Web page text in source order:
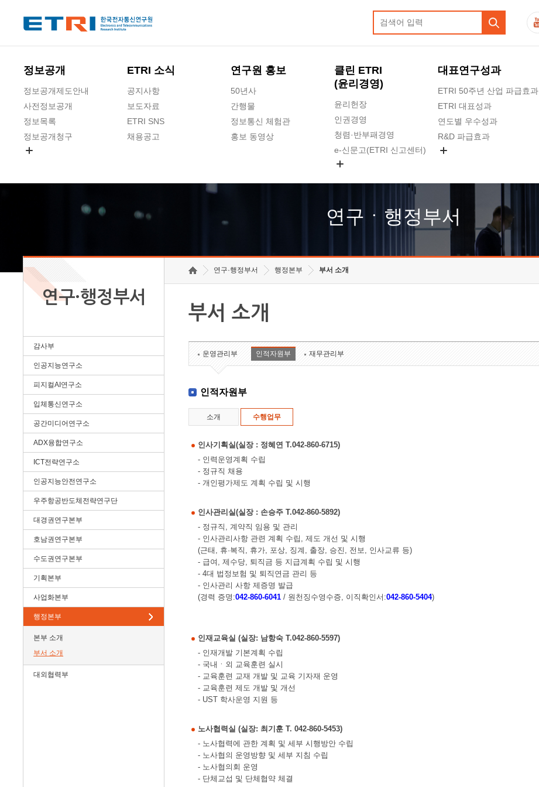
정보공개
정보공개제도안내
사전정보공개
정보목록
정보공개청구
ETRI 소식
공지사항
보도자료
ETRI SNS
채용공고
연구원 홍보
50년사
간행물
정보통신 체험관
홍보 동영상
클린 ETRI
(윤리경영)
윤리헌장
인권경영
청렴·반부패경영
e-신문고(ETRI 신고센터)
고객의소리
수의계약 현황
대표연구성과
ETRI 50주년 산업 파급효과
ETRI 대표성과
연도별 우수성과
R&D 파급효과
연구ㆍ행정부서
연구·행정부서
감사부
인공지능연구소
피지컬AI연구소
입체통신연구소
공간미디어연구소
ADX융합연구소
ICT전략연구소
인공지능안전연구소
우주항공반도체전략연구단
대경권연구본부
호남권연구본부
수도권연구본부
기획본부
사업화본부
행정본부
본부 소개
부서 소개
대외협력부
연구·행정부서 행정본부 부서 소개
부서 소개
운영관리부 인적자원부 재무관리부
인적자원부
소개 수행업무
인사기획실(실장 : 정혜연 T.042-860-6715)
- 인력운영계획 수립
- 정규직 채용
- 개인평가제도 계획 수립 및 시행
인사관리실(실장 : 손승주 T.042-860-5892)
- 정규직, 계약직 임용 및 관리
- 인사관리사항 관련 계획 수립, 제도 개선 및 시행
(근태, 휴·복직, 휴가, 포상, 징계, 출장, 승진, 전보, 인사교류 등)
- 급여, 제수당, 퇴직금 등 지급계획 수립 및 시행
- 4대 법정보험 및 퇴직연금 관리 등
- 인사관리 사항 제증명 발급
(경력 증명:042-860-6041 / 원천징수영수증, 이직확인서:042-860-5404)
인재교육실 (실장: 남항숙 T.042-860-5597)
- 인재개발 기본계획 수립
- 국내ㆍ외 교육훈련 실시
- 교육훈련 교재 개발 및 교육 기자재 운영
- 교육훈련 제도 개발 및 개선
- UST 학사운영 지원 등
노사협력실 (실장: 최기훈 T. 042-860-5453)
- 노사협력에 관한 계획 및 세부 시행방안 수립
- 노사협의 운영방향 및 세부 지침 수립
- 노사협의회 운영
- 단체교섭 및 단체협약 체결